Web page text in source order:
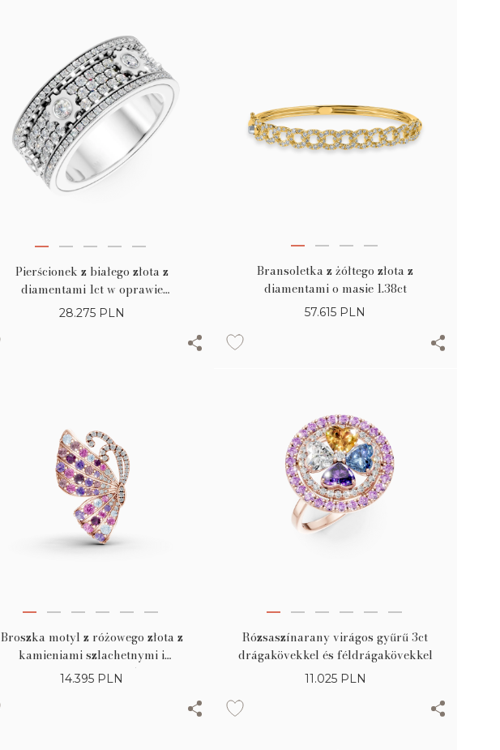
Pierścionek z białego złota z
diamentami 1ct w oprawie
mikrosetting
28.275 PLN
Bransoletka z żółtego złota z
diamentami o masie 1.38ct
57.615 PLN
Broszka motyl z różowego złota z
kamieniami szlachetnymi i
półszlachetnymi 1.58ct
14.395 PLN
Rózsaszínarany virágos gyűrű 3ct
drágakövekkel és féldrágakövekkel
11.025 PLN